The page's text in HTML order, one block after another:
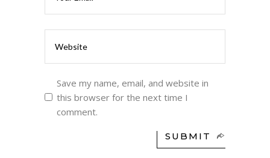
Save my name, email, and website in
this browser for the next time I
comment.
SUBMIT